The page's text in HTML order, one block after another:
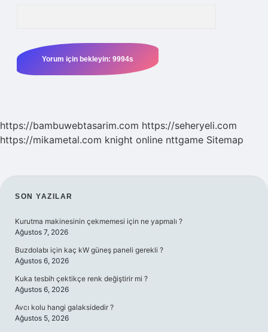
https://bambuwebtasarim.com https://seheryeli.com
https://mikametal.com knight online nttgame Sitemap
SIDEBAR
SON YAZILAR
Kurutma makinesinin çekmemesi için ne yapmalı ?
Ağustos 7, 2026
Buzdolabı için kaç kW güneş paneli gerekli ?
Ağustos 6, 2026
Kuka tesbih çektikçe renk değiştirir mi ?
Ağustos 6, 2026
Avcı kolu hangi galaksidedir ?
Ağustos 5, 2026